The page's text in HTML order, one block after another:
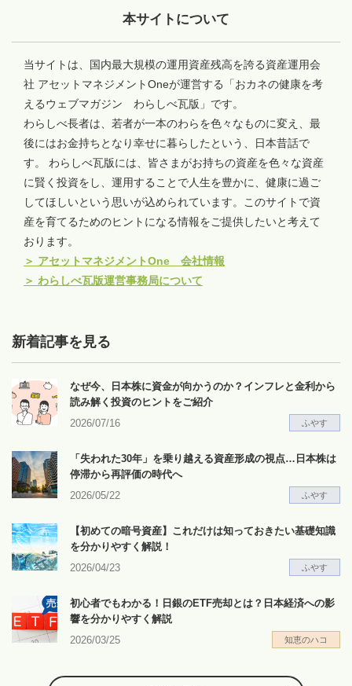
本サイトについて
当サイトは、国内最大規模の運用資産残高を誇る資産運用会
社 アセットマネジメントOneが運営する「おカネの健康を考
えるウェブマガジン わらしべ瓦版」です。
わらしべ長者は、若者が一本のわらを色々なものに変え、最
後にはお金持ちとなり幸せに暮らしたという、日本昔話で
す。 わらしべ瓦版には、皆さまがお持ちの資産を色々な資産
に賢く投資をし、運用することで人生を豊かに、健康に過ご
してほしいという思いが込められています。このサイトで資
産を育てるためのヒントになる情報をご提供したいと考えて
おります。
＞ アセットマネジメントOne 会社情報
＞ わらしべ瓦版運営事務局について
新着記事を見る
なぜ今、日本株に資金が向かうのか？インフレと金利から
読み解く投資のヒントをご紹介
2026/07/16
ふやす
「失われた30年」を乗り越える資産形成の視点…日本株は
停滞から再評価の時代へ
2026/05/22
ふやす
【初めての暗号資産】これだけは知っておきたい基礎知識
を分かりやすく解説！
2026/04/23
ふやす
初心者でもわかる！日銀のETF売却とは？日本経済への影
響を分かりやすく解説
2026/03/25
知恵のハコ